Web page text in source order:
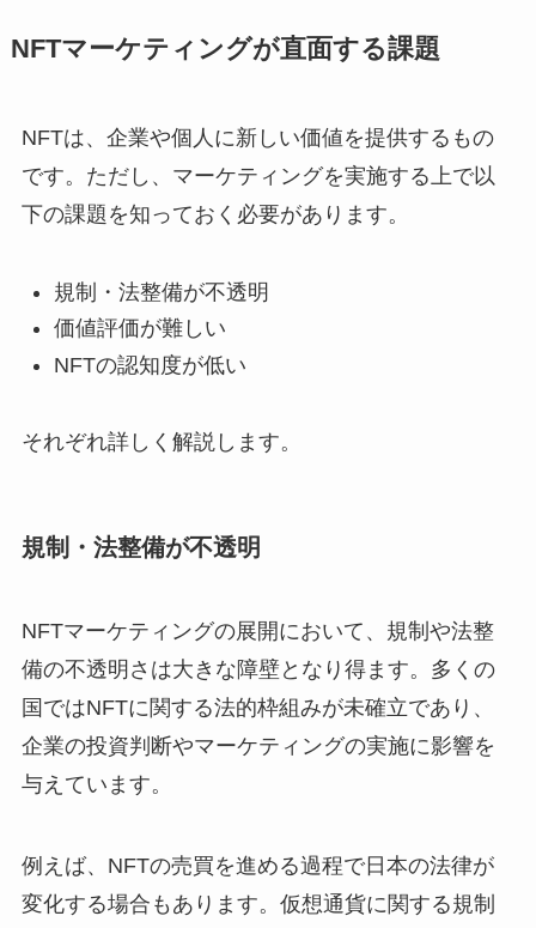
NFTマーケティングが直面する課題
NFTは、企業や個人に新しい価値を提供するもの
です。ただし、マーケティングを実施する上で以
下の課題を知っておく必要があります。
規制・法整備が不透明
価値評価が難しい
NFTの認知度が低い
それぞれ詳しく解説します。
規制・法整備が不透明
NFTマーケティングの展開において、規制や法整
備の不透明さは大きな障壁となり得ます。多くの
国ではNFTに関する法的枠組みが未確立であり、
企業の投資判断やマーケティングの実施に影響を
与えています。
例えば、NFTの売買を進める過程で日本の法律が
変化する場合もあります。仮想通貨に関する規制